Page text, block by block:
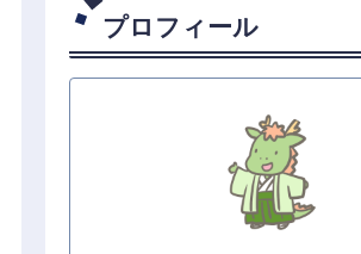
プロフィール